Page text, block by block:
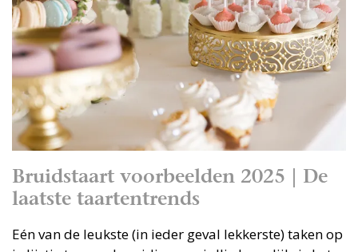
Bruidstaart voorbeelden 2025 | De
laatste taartentrends
Eén van de leukste (in ieder geval lekkerste) taken op